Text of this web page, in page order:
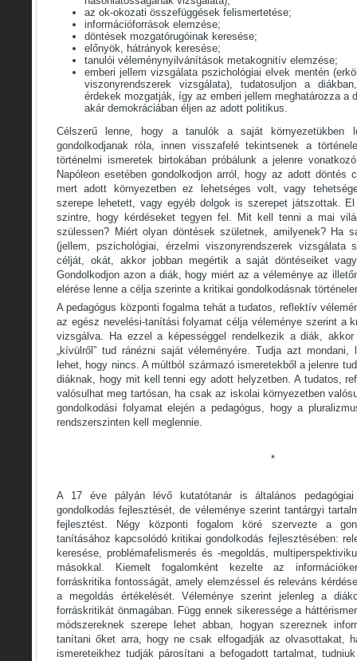
az ok-okozati összefüggések felismertetése;
információforrások elemzése;
döntések mozgatórugóinak keresése;
előnyök, hátrányok keresése;
tanulói véleménynyilvánítások metakognitív elemzése;
emberi jellem vizsgálata pszichológiai elvek mentén
viszonyrendszerek vizsgálata), tudatosuljon a
érdekek mozgatják, így az emberi jellem meghatározza a
akár demokráciában éljen az adott politikus.
Célszerű lenne, hogy a tanulók a saját környezetükben
gondolkodjanak róla, innen visszafelé tekintsenek a
történelmi ismeretek birtokában próbálunk a jelenre
Napóleon esetében gondolkodjon arról, hogy az adott döntés
mert adott környezetben ez lehetséges volt, vagy
szerepe lehetett, vagy egyéb dolgok is szerepet játszottak.
szintre, hogy kérdéseket tegyen fel. Mit kell tenni a mai
szülessen? Miért olyan döntések születnek, amilyenek? Ha
(jellem, pszichológiai, érzelmi viszonyrendszerek vizsgálata
célját, okát, akkor jobban megértik a saját döntéseiket
Gondolkodjon azon a diák, hogy miért az a véleménye az
elérése lenne a célja szerinte a kritikai gondolkodásnak
A pedagógus központi fogalma tehát a tudatos, reflektív
az egész nevelési-tanítási folyamat célja véleménye szerint a
vizsgálva. Ha ezzel a képességgel rendelkezik a diák,
„kívülről” tud ránézni saját véleményére. Tudja azt
lehet, hogy nincs. A múltból származó ismeretekből a jelenre
diáknak, hogy mit kell tenni egy adott helyzetben. A tudatos,
valósulhat meg tartósan, ha csak az iskolai környezetben
gondolkodási folyamat elején a pedagógus, hogy a
rendszerszinten kell meglennie.
*
A 17 éve pályán lévő kutatótanár is általános
gondolkodás fejlesztését, de véleménye szerint tantárgyi
fejlesztést. Négy központi fogalom köré szervezte a
tanításához kapcsolódó kritikai gondolkodás fejlesztésében:
keresése, problémafelismerés és -megoldás,
másokkal. Kiemelt fogalomként kezelte az
forráskritika fontosságát, amely elemzéssel és releváns
a megoldás értékelését. Véleménye szerint jelenleg a
forráskritikát önmagában. Függ ennek sikeressége a
módszereknek szerepe lehet abban, hogyan szereznek
tanítani őket arra, hogy ne csak elfogadják az olvasottakat,
ismereteikhez tudják párosítani a befogadott tartalmat,